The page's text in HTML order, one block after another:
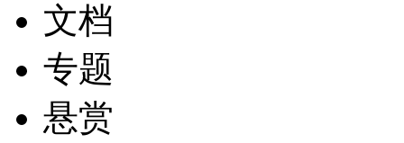
文档
专题
悬赏